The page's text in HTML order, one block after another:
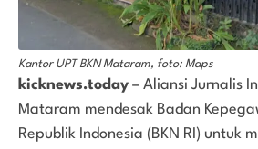
Kantor UPT BKN Mataram, foto: Maps
kicknews.today – Aliansi Jurnalis
Mataram mendesak Badan
Republik Indonesia (BKN RI) untuk